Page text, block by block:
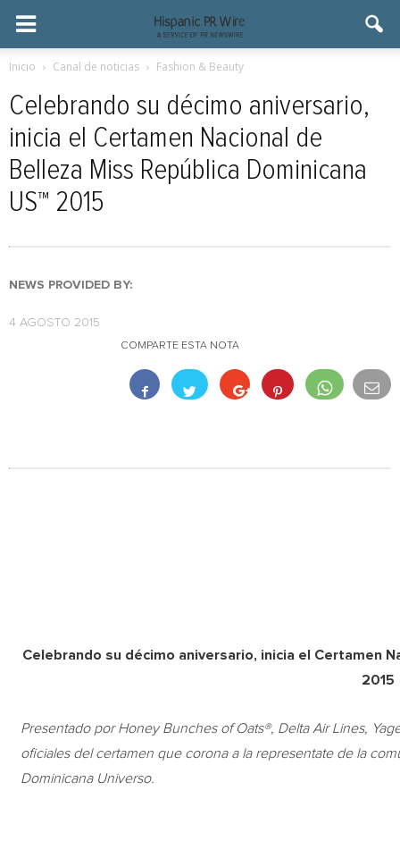
Inicio Canal de noticias Fashion & Beauty
Celebrando su décimo aniversario,
inicia el Certamen Nacional de
Belleza Miss República Dominicana
US™ 2015
NEWS PROVIDED BY:
4 AGOSTO 2015
COMPARTE ESTA NOTA
Celebrando su décimo aniversario, inicia el Certamen
2015
Presentado por Honey Bunches of Oats®, Delta Air Lines,
oficiales del certamen que corona a la representate de la
Dominicana Universo.